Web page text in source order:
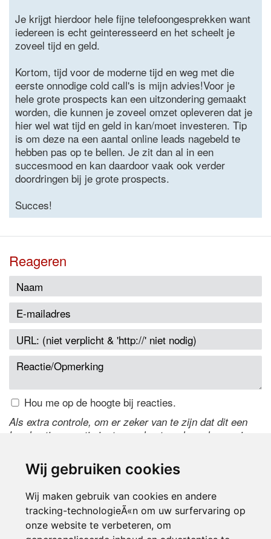
Wij gebruiken cookies
Wij maken gebruik van cookies en andere
tracking-technologieÃ«n om uw surfervaring op
onze website te verbeteren, om
Je krijgt hierdoor hele fijne telefoongesprekken want
iedereen is echt geinteresseerd en het scheelt je
zoveel tijd en geld.
Kortom, tijd voor de moderne tijd en weg met die
eerste onnodige cold call's is mijn advies!Voor je
hele grote prospects kan een uitzondering gemaakt
worden, die kunnen je zoveel omzet opleveren dat je
hier wel wat tijd en geld in kan/moet investeren. Tip
is om deze na een aantal online leads nagebeld te
hebben pas op te bellen. Je zit dan al in een
succesmood en kan daardoor vaak ook verder
doordringen bij je grote prospects.
Succes!
Reageren
Hou me op de hoogte bij reacties.
Als extra controle, om er zeker van te zijn dat dit een
handmatige reactie is, typ onderstaande code over in
de code te wijzigen.